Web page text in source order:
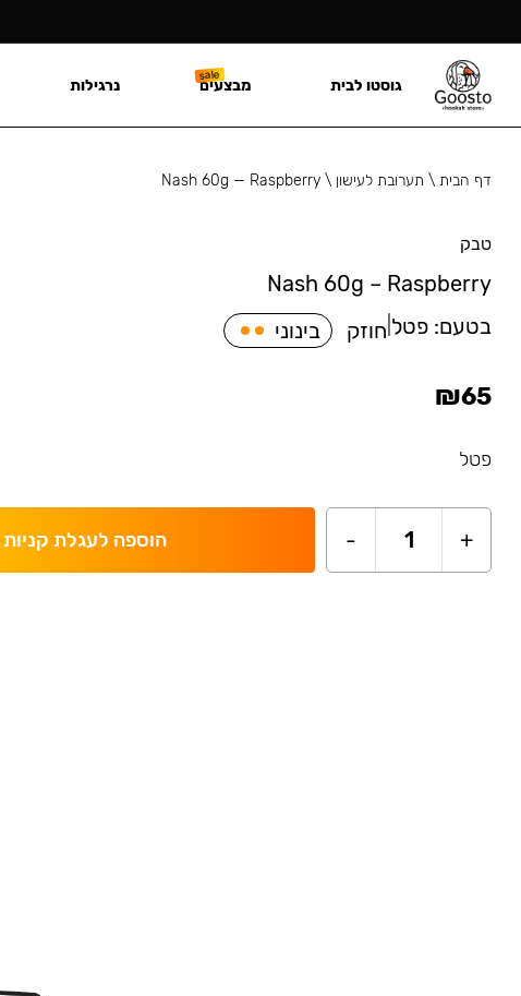
דף הבית\ תערובת לעישון \
Nash 60g — Raspberry
טבק
Nash 60g – Raspberry
בטעם: פטל חוזק בינוני
₪65
פטל
+
1
- הוספה לעגלת קניות
גוסטו לבית מבצעים נרגילות